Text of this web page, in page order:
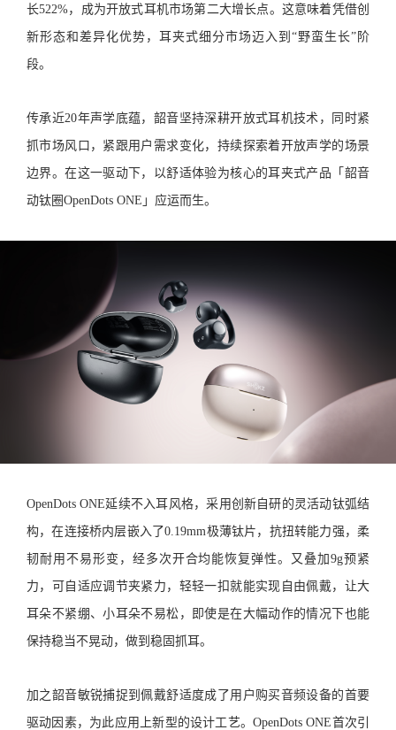
长522%，成为开放式耳机市场第二大增长点。这意味着凭借创
新形态和差异化优势，耳夹式细分市场迈入到“野蛮生长”阶
段。
传承近20年声学底蕴，韶音坚持深耕开放式耳机技术，同时紧
抓市场风口，紧跟用户需求变化，持续探索着开放声学的场景
边界。在这一驱动下，以舒适体验为核心的耳夹式产品「韶音
动钛圈OpenDots ONE」应运而生。
OpenDots ONE延续不入耳风格，采用创新自研的灵活动钛弧结
构，在连接桥内层嵌入了0.19mm极薄钛片，抗扭转能力强，柔
韧耐用不易形变，经多次开合均能恢复弹性。又叠加9g预紧
力，可自适应调节夹紧力，轻轻一扣就能实现自由佩戴，让大
耳朵不紧绷、小耳朵不易松，即使是在大幅动作的情况下也能
保持稳当不晃动，做到稳固抓耳。
加之韶音敏锐捕捉到佩戴舒适度成了用户购买音频设备的首要
驱动因素，为此应用上新型的设计工艺。OpenDots ONE首次引